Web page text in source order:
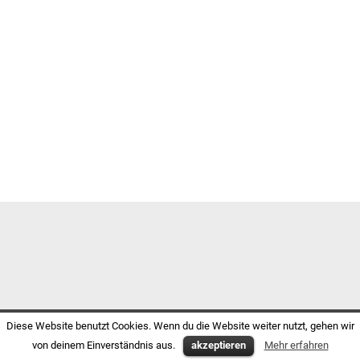
Diese Website benutzt Cookies. Wenn du die Website weiter nutzt, gehen wir
von deinem Einverständnis aus.
akzeptieren Mehr erfahren